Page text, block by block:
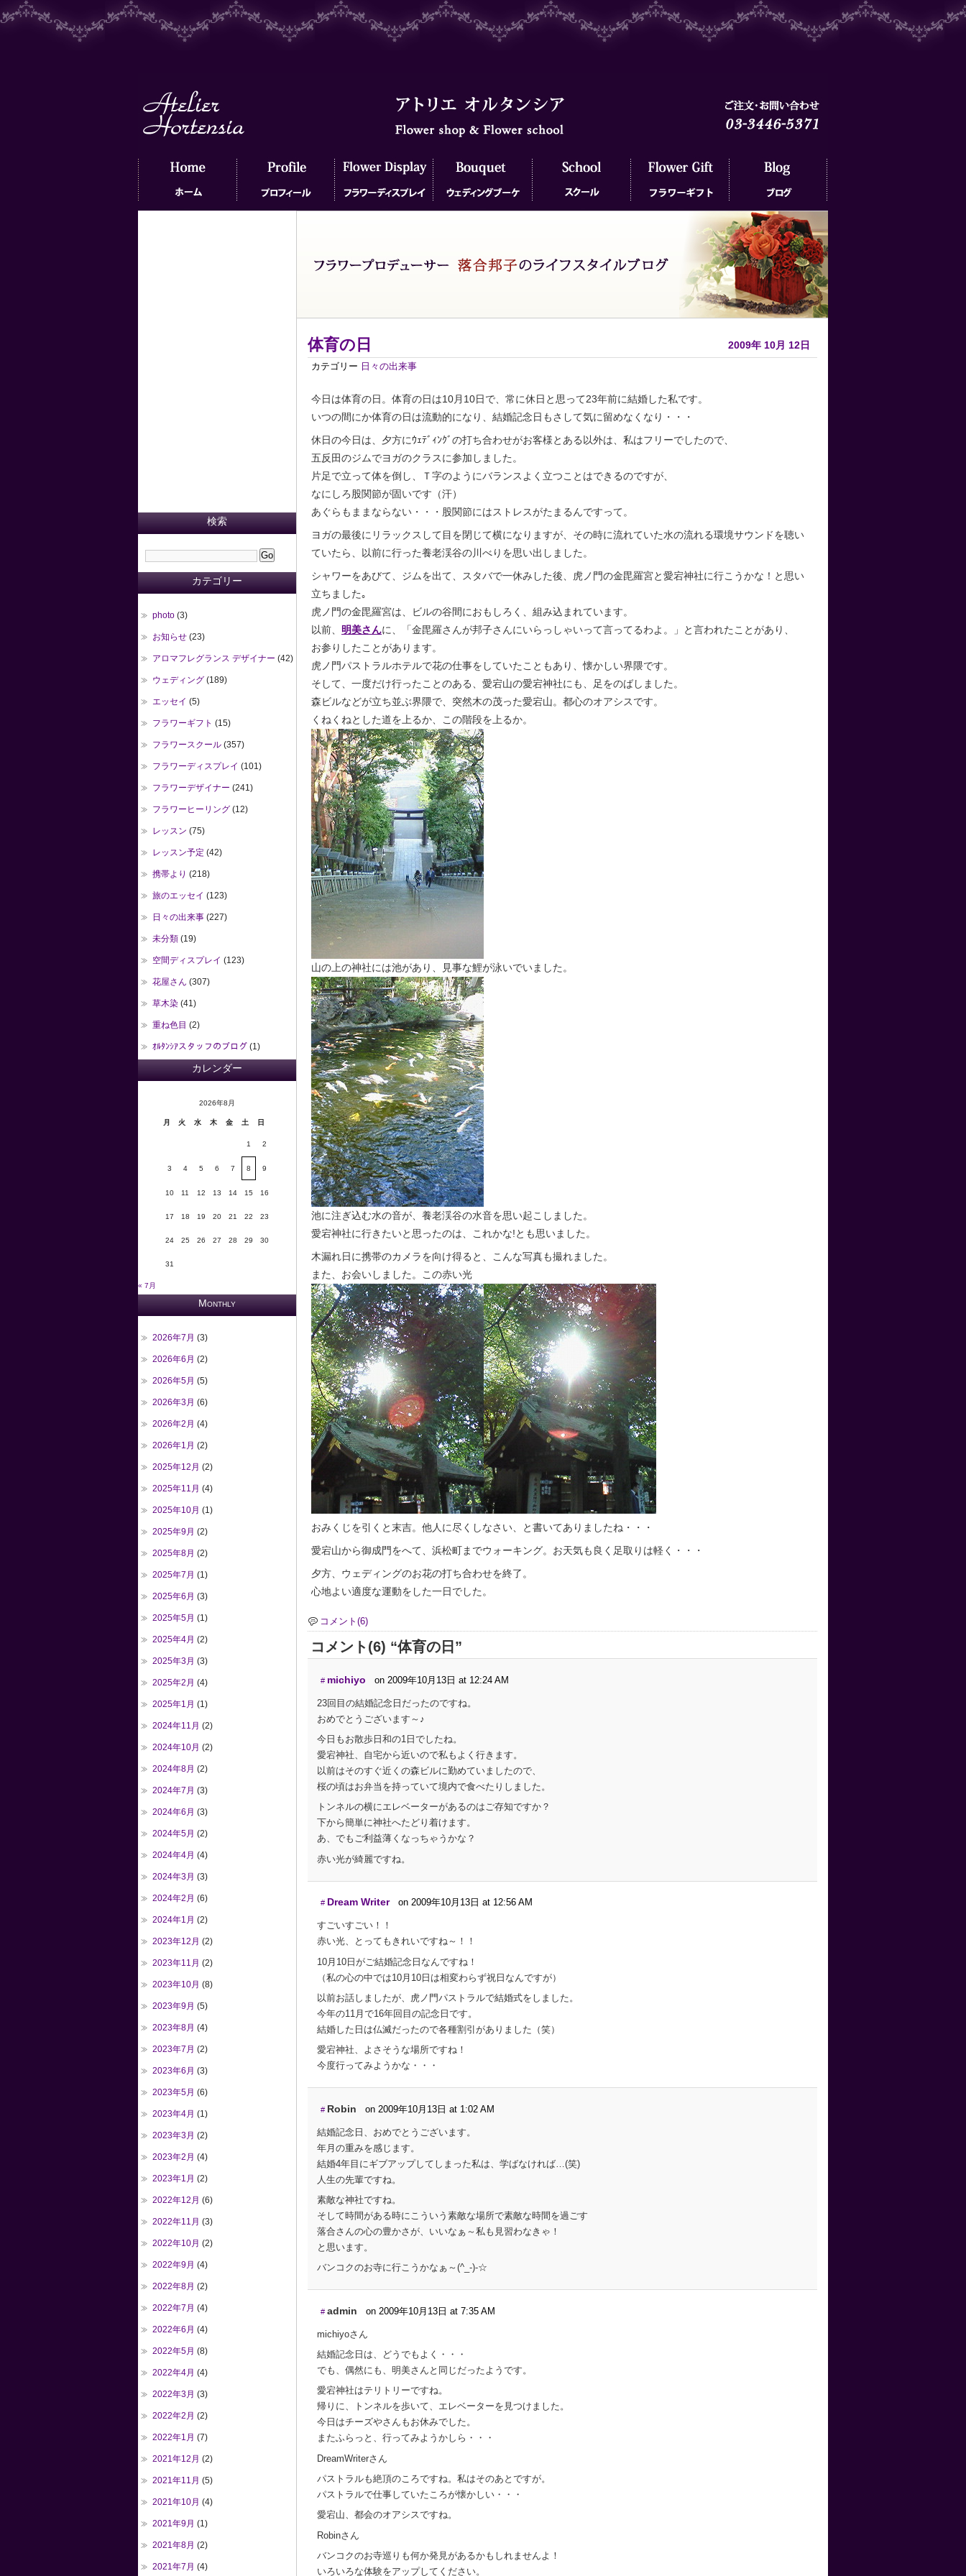
ブログ
2009年 10月 12日
体育の日
カテゴリー 日々の出来事
今日は体育の日。体育の日は10月10日で、常に休日と思って23年前に結婚した私です。
いつの間にか体育の日は流動的になり、結婚記念日もさして気に留めなくなり・・・
休日の今日は、夕方にｳｪﾃﾞｨﾝｸﾞの打ち合わせがお客様とある以外は、私はフリーでしたので、
五反田のジムでヨガのクラスに参加しました。
片足で立って体を倒し、Ｔ字のようにバランスよく立つことはできるのですが、
なにしろ股関節が固いです（汗）
あぐらもままならない・・・股関節にはストレスがたまるんですって。
ヨガの最後にリラックスして目を閉じて横になりますが、その時に流れていた水の流れる環境サウンドを聴い
ていたら、以前に行った養老渓谷の川べりを思い出しました。
シャワーをあびて、ジムを出て、スタバで一休みした後、虎ノ門の金毘羅宮と愛宕神社に行こうかな！と思い
立ちました｡
虎ノ門の金毘羅宮は、ビルの谷間におもしろく、組み込まれています。
以前、 明美さんに、「金毘羅さんが邦子さんにいらっしゃいって言ってるわよ。」と言われたことがあり、
お参りしたことがあります。
虎ノ門パストラルホテルで花の仕事をしていたこともあり、懐かしい界隈です。
そして、一度だけ行ったことのある、愛宕山の愛宕神社にも、足をのばしました。
森ビルなどが立ち並ぶ界隈で、突然木の茂った愛宕山。都心のオアシスです。
くねくねとした道を上るか、この階段を上るか。
山の上の神社には池があり、見事な鯉が泳いでいました。
池に注ぎ込む水の音が、養老渓谷の水音を思い起こしました。
愛宕神社に行きたいと思ったのは、これかな!とも思いました。
木漏れ日に携帯のカメラを向け得ると、こんな写真も撮れました。
また、お会いしました。この赤い光
おみくじを引くと末吉。他人に尽くしなさい、と書いてありましたね・・・
愛宕山から御成門をへて、浜松町までウォーキング。お天気も良く足取りは軽く・・・
夕方、ウェディングのお花の打ち合わせを終了。
心地よい適度な運動をした一日でした。
コメント(6)
コメント(6) “体育の日”
# michiyo on 2009年10月13日 at 12:24 AM
23回目の結婚記念日だったのですね。
おめでとうございます～♪
今日もお散歩日和の1日でしたね。
愛宕神社、自宅から近いので私もよく行きます。
以前はそのすぐ近くの森ビルに勤めていましたので、
桜の頃はお弁当を持っていて境内で食べたりしました。
トンネルの横にエレベーターがあるのはご存知ですか？
下から簡単に神社へたどり着けます。
あ、でもご利益薄くなっちゃうかな？
赤い光が綺麗ですね。
# Dream Writer on 2009年10月13日 at 12:56 AM
すごいすごい！！
赤い光、とってもきれいですね～！！
10月10日がご結婚記念日なんですね！
（私の心の中では10月10日は相変わらず祝日なんですが）
以前お話しましたが、虎ノ門パストラルで結婚式をしました。
今年の11月で16年回目の記念日です。
結婚した日は仏滅だったので各種割引がありました（笑）
愛宕神社、よさそうな場所ですね！
今度行ってみようかな・・・
# Robin on 2009年10月13日 at 1:02 AM
結婚記念日、おめでとうございます。
年月の重みを感じます。
結婚4年目にギブアップしてしまった私は、学ばなければ…(笑)
人生の先輩ですね。
素敵な神社ですね。
そして時間がある時にこういう素敵な場所で素敵な時間を過ごす
落合さんの心の豊かさが、いいなぁ～私も見習わなきゃ！
と思います。
バンコクのお寺に行こうかなぁ～(^_-)-☆
# admin on 2009年10月13日 at 7:35 AM
michiyoさん
結婚記念日は、どうでもよく・・・
でも、偶然にも、明美さんと同じだったようです。
愛宕神社はテリトリーですね。
帰りに、トンネルを歩いて、エレベーターを見つけました。
今日はチーズやさんもお休みでした。
またふらっと、行ってみようかしら・・・
DreamWriterさん
パストラルも絶頂のころですね。私はそのあとですが。
パストラルで仕事していたころが懐かしい・・・
愛宕山、都会のオアシスですね。
Robinさん
バンコクのお寺巡りも何か発見があるかもしれませんよ！
いろいろな体験をアップしてください。
検索
カテゴリー
photo (3)
お知らせ (23)
アロマフレグランス デザイナー (42)
ウェディング (189)
エッセイ (5)
フラワーギフト (15)
フラワースクール (357)
フラワーディスプレイ (101)
フラワーデザイナー (241)
フラワーヒーリング (12)
レッスン (75)
レッスン予定 (42)
携帯より (218)
旅のエッセイ (123)
日々の出来事 (227)
未分類 (19)
空間ディスプレイ (123)
花屋さん (307)
草木染 (41)
重ね色目 (2)
ｵﾙﾀﾝｼｱスタッフのブログ (1)
カレンダー
2026年8月
月 火 水 木 金 土 日
1 2
3 4 5 6 7 8 9
10 11 12 13 14 15 16
17 18 19 20 21 22 23
24 25 26 27 28 29 30
31
« 7月
Monthly
2026年7月 (3)
2026年6月 (2)
2026年5月 (5)
2026年3月 (6)
2026年2月 (4)
2026年1月 (2)
2025年12月 (2)
2025年11月 (4)
2025年10月 (1)
2025年9月 (2)
2025年8月 (2)
2025年7月 (1)
2025年6月 (3)
2025年5月 (1)
2025年4月 (2)
2025年3月 (3)
2025年2月 (4)
2025年1月 (1)
2024年11月 (2)
2024年10月 (2)
2024年8月 (2)
2024年7月 (3)
2024年6月 (3)
2024年5月 (2)
2024年4月 (4)
2024年3月 (3)
2024年2月 (6)
2024年1月 (2)
2023年12月 (2)
2023年11月 (2)
2023年10月 (8)
2023年9月 (5)
2023年8月 (4)
2023年7月 (2)
2023年6月 (3)
2023年5月 (6)
2023年4月 (1)
2023年3月 (2)
2023年2月 (4)
2023年1月 (2)
2022年12月 (6)
2022年11月 (3)
2022年10月 (2)
2022年9月 (4)
2022年8月 (2)
2022年7月 (4)
2022年6月 (4)
2022年5月 (8)
2022年4月 (4)
2022年3月 (3)
2022年2月 (2)
2022年1月 (7)
2021年12月 (2)
2021年11月 (5)
2021年10月 (4)
2021年9月 (1)
2021年8月 (2)
2021年7月 (4)